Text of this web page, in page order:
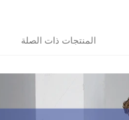
المنتجات ذات الصلة